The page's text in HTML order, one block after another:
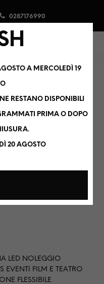
0287176990
A MERCOLEDÌ 19
RESTANO DISPONIBILI
PRIMA O DOPO
20 AGOSTO